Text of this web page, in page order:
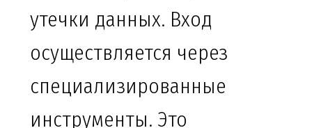
утечки данных. Вход
осуществляется через
специализированные
инструменты. Это